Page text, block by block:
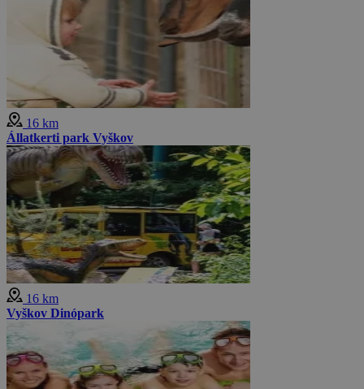
16 km
Állatkerti park Vyškov
16 km
Vyškov Dinópark